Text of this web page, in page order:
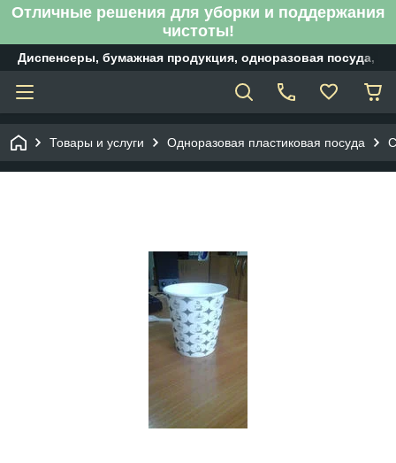
Отличные решения для уборки и поддержания
чистоты!
Диспенсеры, бумажная продукция, одноразовая посуда,
Товары и услуги Одноразовая пластиковая посуда